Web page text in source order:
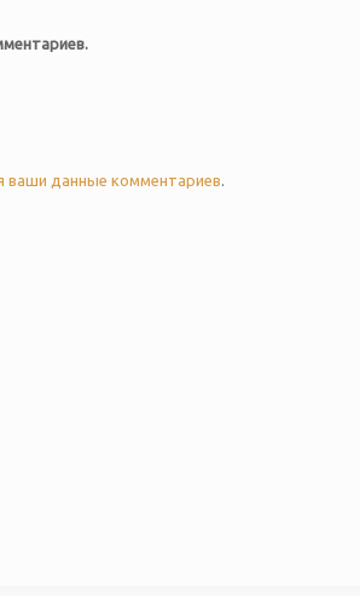
ваши данные комментариев.